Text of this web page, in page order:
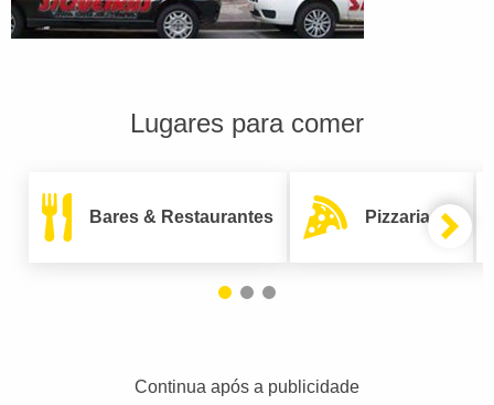
Lugares para comer
Bares & Restaurantes Pizzarias
Continua após a publicidade